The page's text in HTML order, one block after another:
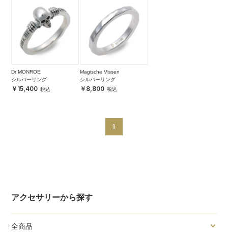
アクセサリーから探す
全商品
Dr MONROE
シルバーリング
15,400
Magische Vissen
シルバーリング
8,800
1